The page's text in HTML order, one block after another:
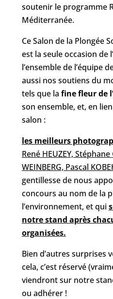
soutenir le programme
Méditerranée.
Ce Salon de la Plongée
est la seule occasion de
l’ensemble de l’équipe
aussi nos soutiens du
tels que la fine fleur de
son ensemble, et, en
salon :
les meilleurs
René HEUZEY,
WEINBERG, Pascal
gentillesse de nous
concours au nom de la
l’environnement, et qui
notre stand après
organisées.
Bien d’autres surprises
cela, c’est réservé
viendront sur notre
ou adhérer !